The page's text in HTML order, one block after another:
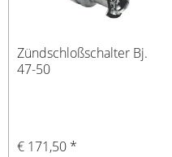
Zündschloßschalter Bj.
47-50
€ 171,50 *